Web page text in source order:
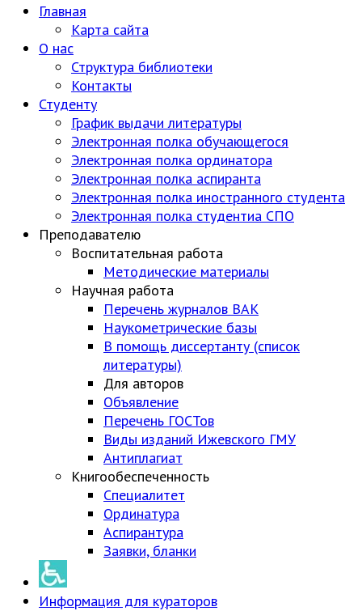
Главная
Карта сайта
О нас
Структура библиотеки
Контакты
Студенту
График выдачи литературы
Электронная полка обучающегося
Электронная полка ординатора
Электронная полка аспиранта
Электронная полка иностранного студента
Электронная полка студентиа СПО
Преподавателю
Воспитательная работа
Методические материалы
Научная работа
Перечень журналов ВАК
Наукометрические базы
В помощь диссертанту (список
литературы)
Для авторов
Объявление
Перечень ГОСТов
Виды изданий Ижевского ГМУ
Антиплагиат
Книгообеспеченность
Специалитет
Ординатура
Аспирантура
Заявки, бланки
Информация для кураторов